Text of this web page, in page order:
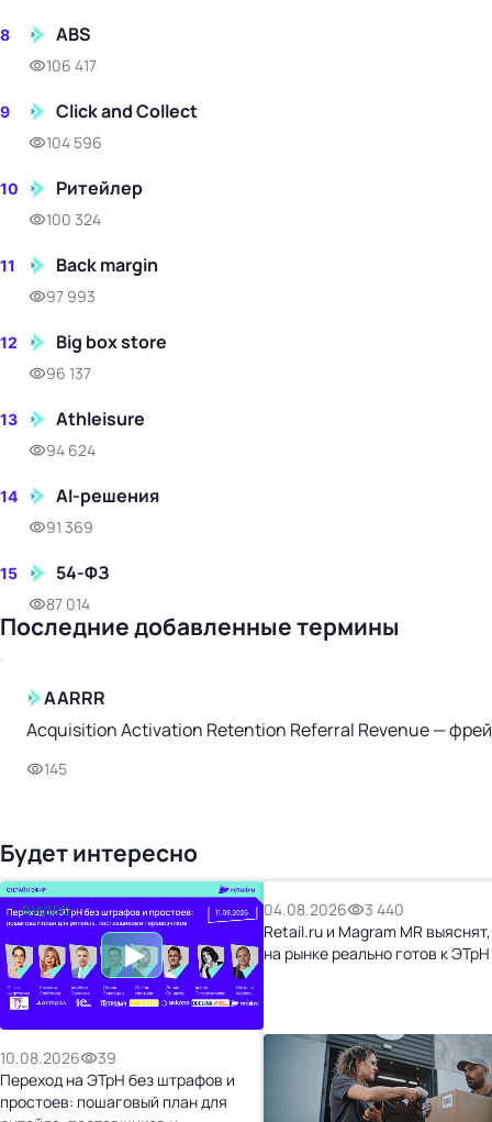
8 ABS
106 417
9 Click and Collect
104 596
10 Ритейлер
100 324
11 Back margin
97 993
12 Big box store
96 137
13 Athleisure
94 624
14 AI-решения
91 369
15 54-ФЗ
87 014
Последние добавленные термины
AARRR
Acquisition Activation Retention Referral Revenue —
145
Будет интересно
ВИДЕО
10.08.2026
39
Переход на ЭТрН без штрафов и
простоев: пошаговый план для
04.08.2026
3 440
Retail.ru и Magram MR
на рынке реально готов к ЭТрН